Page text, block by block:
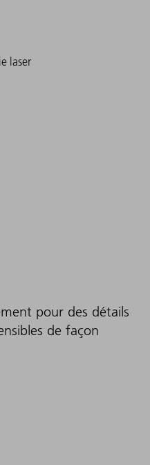
laser
pour des détails
de façon